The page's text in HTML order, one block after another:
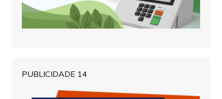
PUBLICIDADE 14